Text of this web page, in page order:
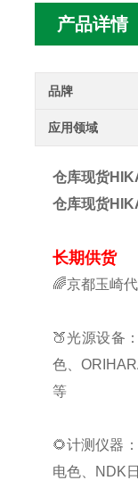
产品详情
品牌
应用领域
仓库现货
仓库现货
长期供货
🌈京都玉崎
🍑光源设备
色、
等
🌻计测仪器
电色、NDK